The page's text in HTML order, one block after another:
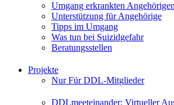
Umgang erkrankten Angehörigen
Unterstützung für Angehörige
Tipps im Umgang
Was tun bei Suizidgefahr
Beratungsstellen
Projekte
Nur Für DDL-Mitglieder
DDLmeeteinander: Virtueller